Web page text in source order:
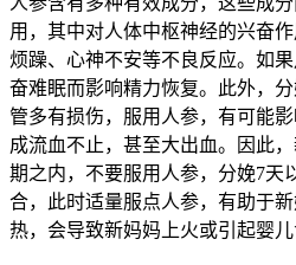
用，其中对人体中枢神经的兴奋
烦躁、心神不安等不良反应。如
奋难眠而影响精力恢复。此外，
管多有损伤，服用人参，有可能
成流血不止，甚至大出血。因此
期之内，不要服用人参，分娩7天
合，此时适量服点人参，有助于
热，会导致新妈妈上火或引起婴儿